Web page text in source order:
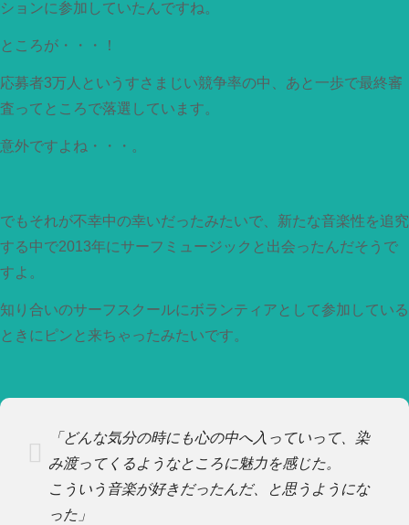
ションに参加していたんですね。
ところが・・・！
応募者3万人というすさまじい競争率の中、あと一歩で最終審
査ってところで落選しています。
意外ですよね・・・。
でもそれが不幸中の幸いだったみたいで、新たな音楽性を追究
する中で2013年にサーフミュージックと出会ったんだそうで
すよ。
知り合いのサーフスクールにボランティアとして参加している
ときにピンと来ちゃったみたいです。
「どんな気分の時にも心の中へ入っていって、染
み渡ってくるようなところに魅力を感じた。
こういう音楽が好きだったんだ、と思うようにな
った」